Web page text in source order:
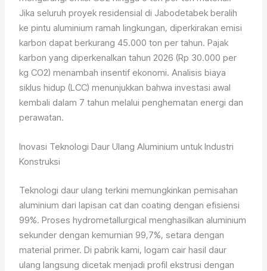
Jika seluruh proyek residensial di Jabodetabek beralih
ke pintu aluminium ramah lingkungan, diperkirakan emisi
karbon dapat berkurang 45.000 ton per tahun. Pajak
karbon yang diperkenalkan tahun 2026 (Rp 30.000 per
kg CO2) menambah insentif ekonomi. Analisis biaya
siklus hidup (LCC) menunjukkan bahwa investasi awal
kembali dalam 7 tahun melalui penghematan energi dan
perawatan.
Inovasi Teknologi Daur Ulang Aluminium untuk Industri
Konstruksi
Teknologi daur ulang terkini memungkinkan pemisahan
aluminium dari lapisan cat dan coating dengan efisiensi
99%. Proses hydrometallurgical menghasilkan aluminium
sekunder dengan kemurnian 99,7%, setara dengan
material primer. Di pabrik kami, logam cair hasil daur
ulang langsung dicetak menjadi profil ekstrusi dengan